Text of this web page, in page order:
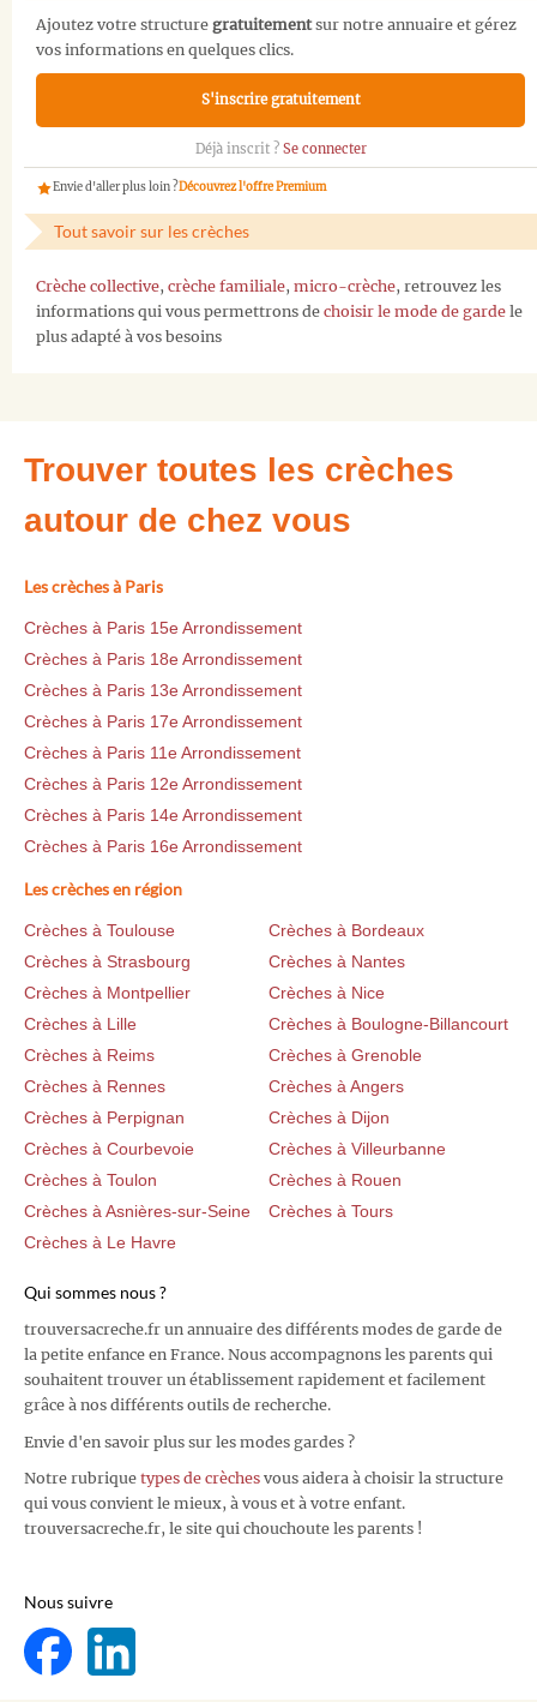
Ajoutez votre structure gratuitementsur notre annuaire et gérez
vos informations en quelques clics.
S'inscrire gratuitement
Déjà inscrit ? Se connecter
Envie d'aller plus loin ?Découvrez l'offre Premium
Tout savoir sur les crèches
Crèche collective, crèche familiale, micro-crèche, retrouvez les
informations qui vous permettrons de choisir le mode de garde le
plus adapté à vos besoins
Trouver toutes les crèches
autour de chez vous
Les crèches à Paris
Crèches à Paris 15e Arrondissement
Crèches à Paris 18e Arrondissement
Crèches à Paris 13e Arrondissement
Crèches à Paris 17e Arrondissement
Crèches à Paris 11e Arrondissement
Crèches à Paris 12e Arrondissement
Crèches à Paris 14e Arrondissement
Crèches à Paris 16e Arrondissement
Les crèches en région
Crèches à Toulouse
Crèches à Bordeaux
Crèches à Strasbourg
Crèches à Nantes
Crèches à Montpellier
Crèches à Nice
Crèches à Lille
Crèches à Boulogne-Billancourt
Crèches à Reims
Crèches à Grenoble
Crèches à Rennes
Crèches à Angers
Crèches à Perpignan
Crèches à Dijon
Crèches à Courbevoie
Crèches à Villeurbanne
Crèches à Toulon
Crèches à Rouen
Crèches à Asnières-sur-Seine
Crèches à Tours
Crèches à Le Havre
Qui sommes nous ?
trouversacreche.fr un annuaire des différents modes de garde de
la petite enfance en France. Nous accompagnons les parents qui
souhaitent trouver un établissement rapidement et facilement
grâce à nos différents outils de recherche.
Envie d'en savoir plus sur les modes gardes ?
Notre rubrique types de crèches vous aidera à choisir la structure
qui vous convient le mieux, à vous et à votre enfant.
trouversacreche.fr, le site qui chouchoute les parents !
Nous suivre